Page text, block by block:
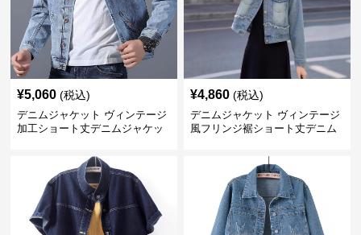
¥5,060 (税込)
デニムジャケット ヴィンテージ
加工ショート丈デニムジャケッ
¥4,860 (税込)
デニムジャケット ヴィンテージ
風フリンジ裾ショート丈デニム